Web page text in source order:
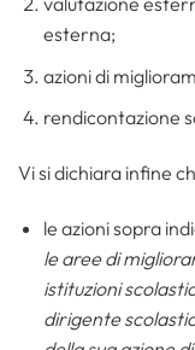
esterna;
azioni di
rendicontazione
Vi si dichiara infine
le azioni sopra
le aree di
istituzioni
dirigente